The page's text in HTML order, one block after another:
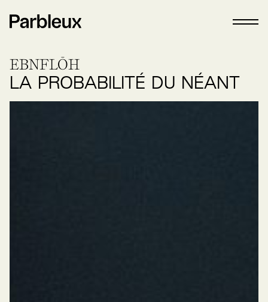
EBNFLŌH
LA PROBABILITÉ DU NÉANT